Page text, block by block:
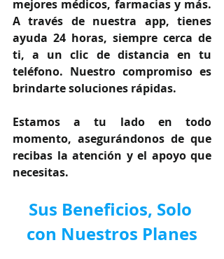
mejores médicos, farmacias y más.
A través de nuestra app, tienes
ayuda 24 horas, siempre cerca de
ti, a un clic de distancia en tu
teléfono. Nuestro compromiso es
brindarte soluciones rápidas.
Estamos a tu lado en todo
momento, asegurándonos de que
recibas la atención y el apoyo que
necesitas.
Sus Beneficios, Solo
con Nuestros Planes